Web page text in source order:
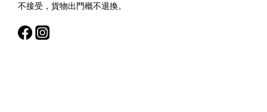
不接受，貨物出門概不退換。